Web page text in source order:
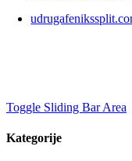
Toggle Sliding Bar Area
Kategorije